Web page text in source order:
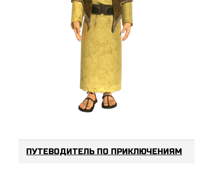
ПУТЕВОДИТЕЛЬ ПО ПРИКЛЮЧЕНИЯМ